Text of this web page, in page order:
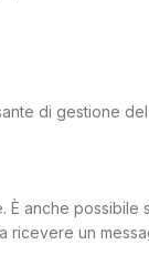
di gestione
anche
un